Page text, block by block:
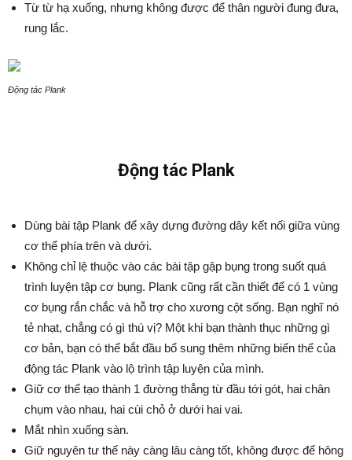
Từ từ hạ xuống, nhưng không được để thân người đung đưa,
rung lắc.
Động tác Plank
Động tác Plank
Dùng bài tập Plank để xây dựng đường dây kết nối giữa vùng
cơ thể phía trên và dưới.
Không chỉ lệ thuộc vào các bài tập gập bụng trong suốt quá
trình luyện tập cơ bụng. Plank cũng rất cần thiết để có 1 vùng
cơ bụng rắn chắc và hỗ trợ cho xương cột sống. Bạn nghĩ nó
tẻ nhạt, chẳng có gì thú vị? Một khi bạn thành thục những gì
cơ bản, bạn có thể bắt đầu bổ sung thêm những biến thể của
động tác Plank vào lộ trình tập luyện của mình.
Giữ cơ thể tạo thành 1 đường thẳng từ đầu tới gót, hai chân
chụm vào nhau, hai cùi chỏ ở dưới hai vai.
Mắt nhìn xuống sàn.
Giữ nguyên tư thế này càng lâu càng tốt, không được để hông